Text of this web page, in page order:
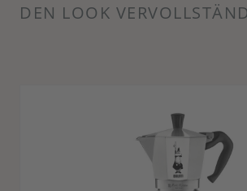
DEN LOOK